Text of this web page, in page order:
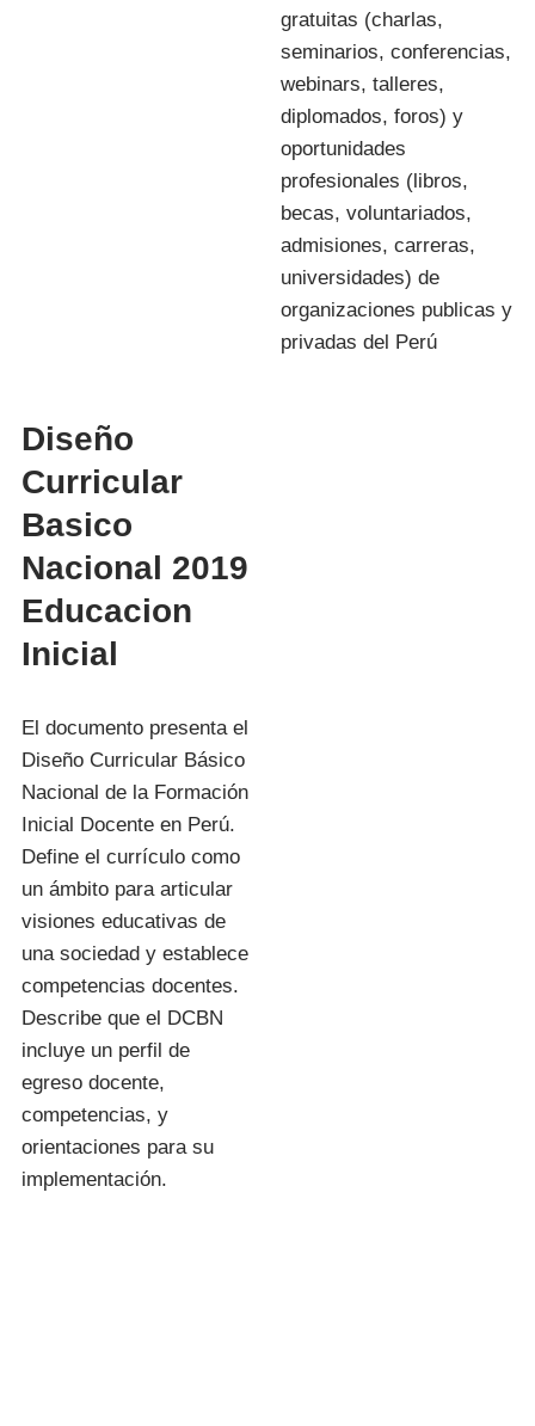
gratuitas (charlas,
seminarios, conferencias,
webinars, talleres,
diplomados, foros) y
oportunidades
profesionales (libros,
becas, voluntariados,
admisiones, carreras,
universidades) de
organizaciones publicas y
privadas del Perú
Diseño
Curricular
Basico
Nacional 2019
Educacion
Inicial
El documento presenta el
Diseño Curricular Básico
Nacional de la Formación
Inicial Docente en Perú.
Define el currículo como
un ámbito para articular
visiones educativas de
una sociedad y establece
competencias docentes.
Describe que el DCBN
incluye un perfil de
egreso docente,
competencias, y
orientaciones para su
implementación.